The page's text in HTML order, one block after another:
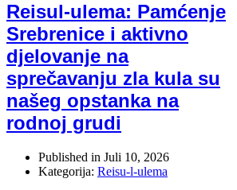
Reisul-ulema: Pamćenje
Srebrenice i aktivno
djelovanje na
sprečavanju zla kula su
našeg opstanka na
rodnoj grudi
Published in Juli 10, 2026
Kategorija: Reisu-l-ulema